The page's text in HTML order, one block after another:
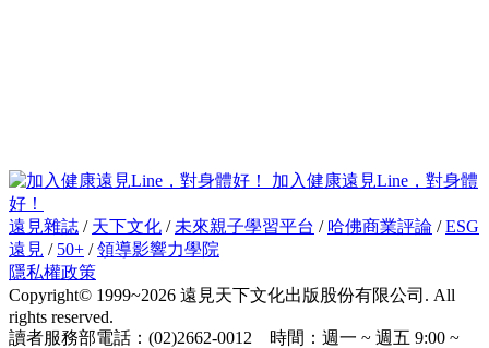
加入健康遠見Line，對身體
好！
遠見雜誌 / 天下文化 / 未來親子學習平台 / 哈佛商業評論 /ESG
遠見 / 50+ /領導影響力學院
隱私權政策
Copyright© 1999~2026 遠見天下文化出版股份有限公司. All
rights reserved.
讀者服務部電話：(02)2662-0012 時間：週一 ~ 週五 9:00 ~